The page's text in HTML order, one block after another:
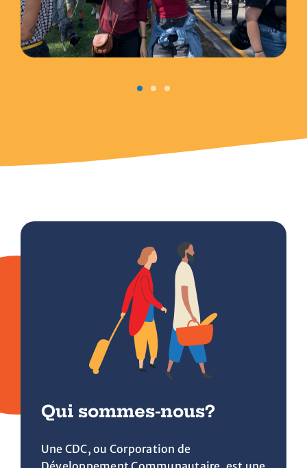
Qui sommes-nous?
Une CDC, ou Corporation de